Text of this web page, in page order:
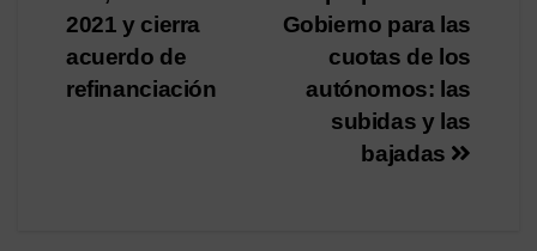
de
entradas
Gobierno para las
cuotas de los
autónomos: las
subidas y las
bajadas
2021 y cierra
acuerdo de
refinanciación